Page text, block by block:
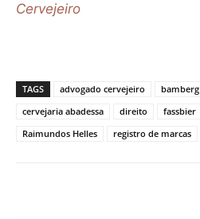
Cervejeiro
TAGS advogado cervejeiro bamberg
cervejaria abadessa
direito fassbier
Raimundos Helles
registro de marcas